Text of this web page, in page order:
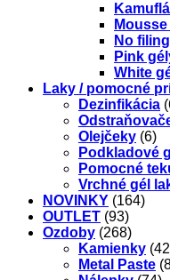
No
Pink
White
Laky / pomocné
Dezinfikácia
Olejčeky (6)
Podkladové
Pomocné
Vrchné gél
NOVINKY (164)
OUTLET (93)
Ozdoby (268)
Kamienky
Metal Paste